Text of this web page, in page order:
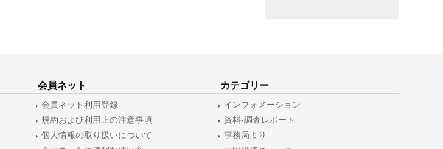
会員ネット
会員ネット利用登録
規約および利用上の注意事項
個人情報の取り扱いについて
カテゴリー
インフォメーション
資料-調査レポート
事務局より